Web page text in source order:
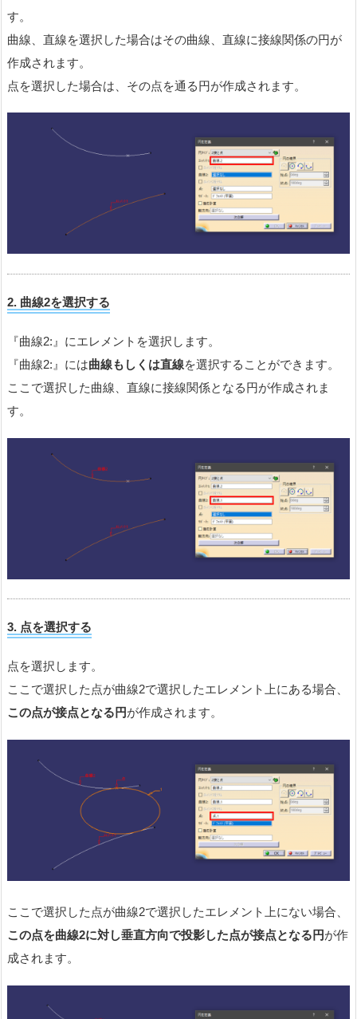
す。
曲線、直線を選択した場合はその曲線、直線に接線関係の円が
作成されます。
点を選択した場合は、その点を通る円が作成されます。
2. 曲線2を選択する
『曲線2:』にエレメントを選択します。
『曲線2:』には曲線もしくは直線を選択することができます。
ここで選択した曲線、直線に接線関係となる円が作成されま
す。
3. 点を選択する
点を選択します。
ここで選択した点が曲線2で選択したエレメント上にある場合、
この点が接点となる円が作成されます。
ここで選択した点が曲線2で選択したエレメント上にない場合、
この点を曲線2に対し垂直方向で投影した点が接点となる円が作
成されます。